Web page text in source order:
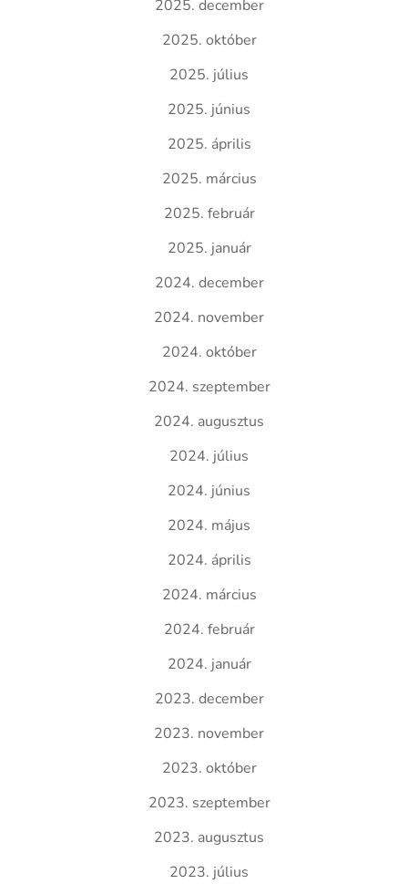
2025. december
2025. október
2025. július
2025. június
2025. április
2025. március
2025. február
2025. január
2024. december
2024. november
2024. október
2024. szeptember
2024. augusztus
2024. július
2024. június
2024. május
2024. április
2024. március
2024. február
2024. január
2023. december
2023. november
2023. október
2023. szeptember
2023. augusztus
2023. július